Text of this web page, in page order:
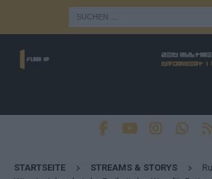
STARTSEITE STREAMS & STORYS